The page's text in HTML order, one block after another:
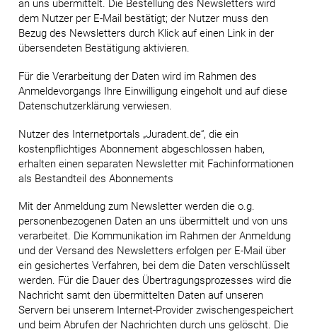
an uns übermittelt. Die Bestellung des Newsletters wird
dem Nutzer per E-Mail bestätigt; der Nutzer muss den
Bezug des Newsletters durch Klick auf einen Link in der
übersendeten Bestätigung aktivieren.
Für die Verarbeitung der Daten wird im Rahmen des
Anmeldevorgangs Ihre Einwilligung eingeholt und auf diese
Datenschutzerklärung verwiesen.
Nutzer des Internetportals „Juradent.de“, die ein
kostenpflichtiges Abonnement abgeschlossen haben,
erhalten einen separaten Newsletter mit Fachinformationen
als Bestandteil des Abonnements
Mit der Anmeldung zum Newsletter werden die o.g.
personenbezogenen Daten an uns übermittelt und von uns
verarbeitet. Die Kommunikation im Rahmen der Anmeldung
und der Versand des Newsletters erfolgen per E-Mail über
ein gesichertes Verfahren, bei dem die Daten verschlüsselt
werden. Für die Dauer des Übertragungsprozesses wird die
Nachricht samt den übermittelten Daten auf unseren
Servern bei unserem Internet-Provider zwischengespeichert
und beim Abrufen der Nachrichten durch uns gelöscht. Die